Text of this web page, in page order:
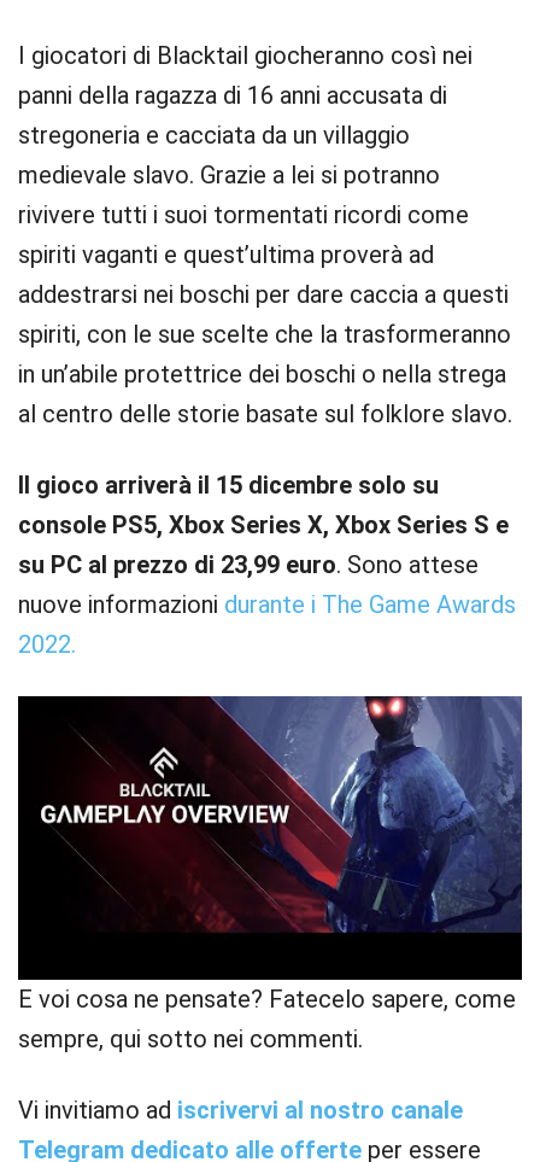
I giocatori di Blacktail giocheranno così nei
panni della ragazza di 16 anni accusata di
stregoneria e cacciata da un villaggio
medievale slavo. Grazie a lei si potranno
rivivere tutti i suoi tormentati ricordi come
spiriti vaganti e quest’ultima proverà ad
addestrarsi nei boschi per dare caccia a questi
spiriti, con le sue scelte che la trasformeranno
in un’abile protettrice dei boschi o nella strega
al centro delle storie basate sul folklore slavo.
Il gioco arriverà il 15 dicembre solo su
console PS5, Xbox Series X, Xbox Series S e
su PC al prezzo di 23,99 euro. Sono attese
nuove informazioni durante i The Game Awards
2022.
E voi cosa ne pensate? Fatecelo sapere, come
sempre, qui sotto nei commenti.
Vi invitiamo ad iscrivervi al nostro canale
Telegram dedicato alle offerte per essere